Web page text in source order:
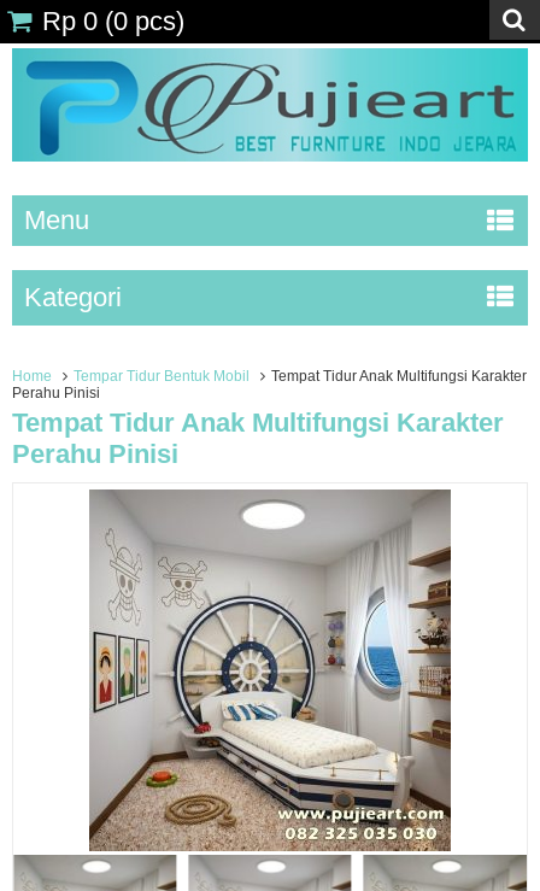
Rp 0 (0 pcs)
Menu
Kategori
Home Tempar Tidur Bentuk Mobil
Tempat Tidur Anak Multifungsi Karakter
Perahu Pinisi
Tempat Tidur Anak Multifungsi Karakter
Perahu Pinisi